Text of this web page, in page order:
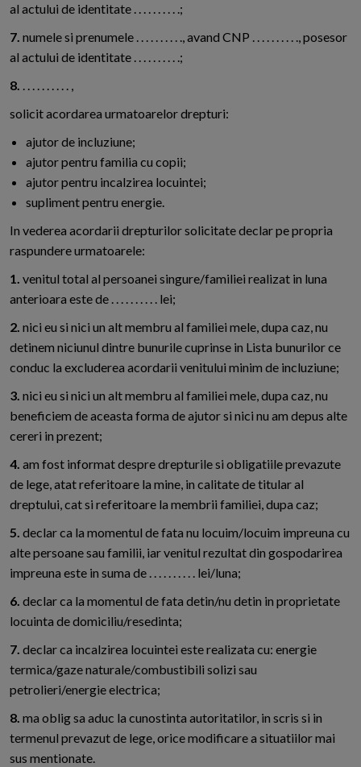
al actului de identitate . . . . . . . . . .;
7. numele si prenumele . . . . . . . . . ., avand CNP . . . . . . . . . ., posesor
al actului de identitate . . . . . . . . . .;
8. . . . . . . . . . . ,
solicit acordarea urmatoarelor drepturi:
ajutor de incluziune;
ajutor pentru familia cu copii;
ajutor pentru incalzirea locuintei;
supliment pentru energie.
In vederea acordarii drepturilor solicitate declar pe propria
raspundere urmatoarele:
1. venitul total al persoanei singure/familiei realizat in luna
anterioara este de . . . . . . . . . . lei;
2. nici eu si nici un alt membru al familiei mele, dupa caz, nu
detinem niciunul dintre bunurile cuprinse in Lista bunurilor ce
conduc la excluderea acordarii venitului minim de incluziune;
3. nici eu si nici un alt membru al familiei mele, dupa caz, nu
beneficiem de aceasta forma de ajutor si nici nu am depus alte
cereri in prezent;
4. am fost informat despre drepturile si obligatiile prevazute
de lege, atat referitoare la mine, in calitate de titular al
dreptului, cat si referitoare la membrii familiei, dupa caz;
5. declar ca la momentul de fata nu locuim/locuim impreuna cu
alte persoane sau familii, iar venitul rezultat din gospodarirea
impreuna este in suma de . . . . . . . . . . lei/luna;
6. declar ca la momentul de fata detin/nu detin in proprietate
locuinta de domiciliu/resedinta;
7. declar ca incalzirea locuintei este realizata cu: energie
termica/gaze naturale/combustibili solizi sau
petrolieri/energie electrica;
8. ma oblig sa aduc la cunostinta autoritatilor, in scris si in
termenul prevazut de lege, orice modificare a situatiilor mai
sus mentionate.